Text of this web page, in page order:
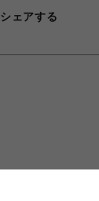
シェアする